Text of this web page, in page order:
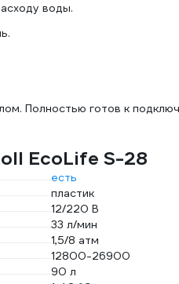
воды.
Полностью готов к
EcoLife S-28
есть
пластик
12/220 В
33 л/мин
1,5/8 атм
12800-26900
90 л